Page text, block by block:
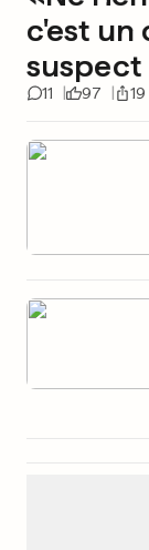
c'est
suspect
11 97 19